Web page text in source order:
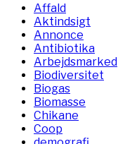
Affald
Aktindsigt
Annonce
Antibiotika
Arbejdsmarked
Biodiversitet
Biogas
Biomasse
Chikane
Coop